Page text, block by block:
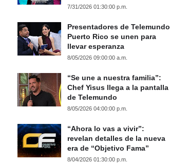
7/31/2026 01:30:00 p.m.
Presentadores de Telemundo
Puerto Rico se unen para
llevar esperanza
8/05/2026 09:00:00 a.m.
“Se une a nuestra familia”:
Chef Yisus llega a la pantalla
de Telemundo
8/05/2026 04:00:00 p.m.
“Ahora lo vas a vivir”:
revelan detalles de la nueva
era de “Objetivo Fama”
8/04/2026 01:30:00 p.m.